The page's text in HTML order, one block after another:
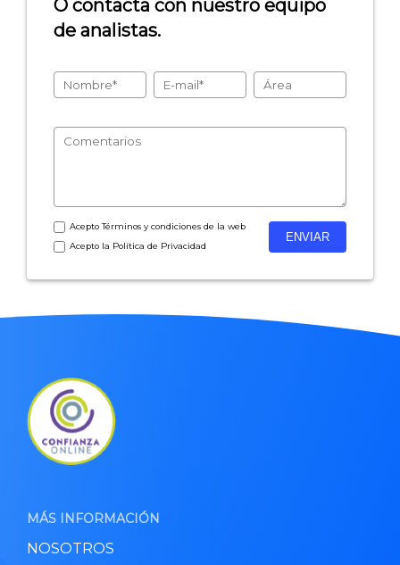
O contacta con nuestro equipo
de analistas.
AceptoTérminos y condicionesde la web
Acepto la Política de Privacidad
MÁS INFORMACIÓN
NOSOTROS